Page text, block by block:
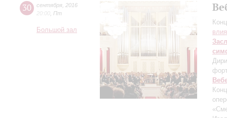
30 сентября 2016
20:00 Пт
Большой зал